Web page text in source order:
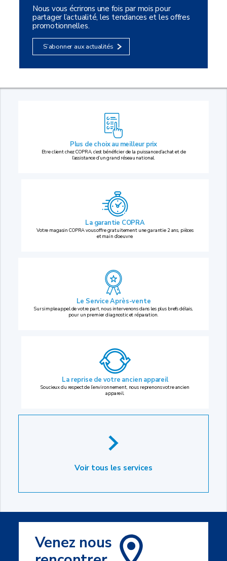
Nous vous écrirons une fois par mois pour
partager l’actualité, les tendances et les offres
promotionnelles.
S’abonner aux actualités
Plus de choix au meilleur prix
Etre client chez COPRA, c’est bénéficier de la puissance d’achat et de
l’assistance d’un grand réseau national.
La garantie COPRA
Votre magasin COPRA vous offre gratuitement une garantie 2 ans, pièces
et main d’oeuvre.
Le Service Après-vente
Sur simple appel de votre part, nous intervenons dans les plus brefs délais,
pour un premier diagnostic et réparation.
La reprise de votre ancien appareil
Soucieux du respect de l’environnement, nous reprenons votre ancien
appareil.
Voir tous les services
Venez nous